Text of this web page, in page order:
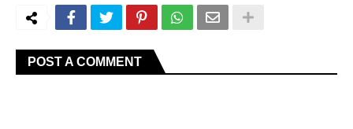
POST A COMMENT